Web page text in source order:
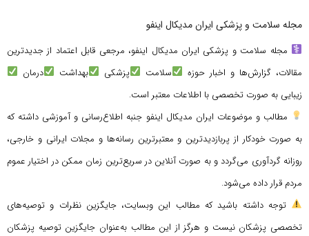
مجله سلامت و پزشکی ایران مدیکال اینفو
مجله سلامت و پزشکی ایران مدیکال اینفو، مرجعی قابل اعتماد از جدیدترین
مقالات، گزارش‌ها و اخبار حوزه
سلامت پزشکی بهداشت
درمان
زیبایی به صورت تخصصی با اطلاعات معتبر است.
مطالب و موضوعات ایران مدیکال اینفو جنبه اطلاع‌رسانی و آموزشی داشته که
به صورت خودکار از پربازدیدترین و معتبرترین رسانه‌ها و مجلات ایرانی و خارجی،
روزانه گردآوری می‌گردد و به صورت آنلاین در سریع‌ترین زمان ممکن در اختیار عموم
مردم قرار داده می‌شود.
توجه داشته باشید که مطالب این وبسایت، جایگزین نظرات و توصیه‌های
تخصصی پزشکان نیست و هرگز از این مطالب به‌عنوان جایگزین توصیه پزشکان